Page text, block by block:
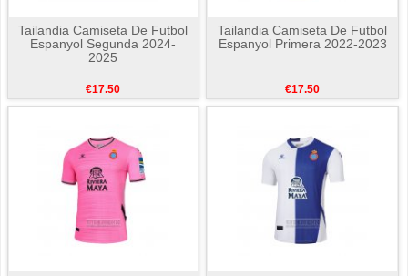
Tailandia Camiseta De Futbol
Espanyol Segunda 2024-
2025
€17.50
Tailandia Camiseta De Futbol
Espanyol Primera 2022-2023
€17.50